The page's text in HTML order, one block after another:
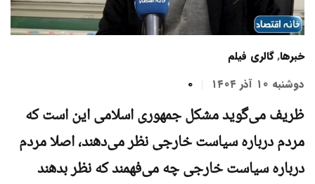
خبرها,گالری فیلم
دوشنبه ۱۰ آذر ۱۴۰۴
0
ظریف می‌گوید مشکل جمهوری اسلامی این است که
مردم درباره سیاست خارجی نظر می‌دهند، اصلا مردم
درباره سیاست خارجی چه می‌فهمند که نظر بدهند